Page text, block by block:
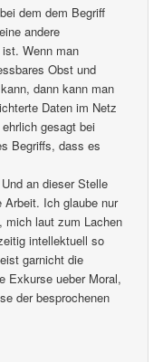
dem dem Begriff
andere
Wenn man
Obst und
dann kann man
Daten im Netz
gesagt bei
Begriffs, dass es
an dieser Stelle
Arbeit. Ich glaube nur
mich laut zum Lachen
intellektuell so
garnicht die
Exkurse ueber Moral,
der besprochenen